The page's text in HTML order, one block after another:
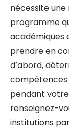
nécessite
programme
académiques
prendre en
d’abord,
compétences
pendant votre
renseignez-
institutions